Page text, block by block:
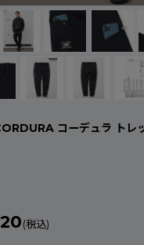
コーデュラ トレ
(税込)